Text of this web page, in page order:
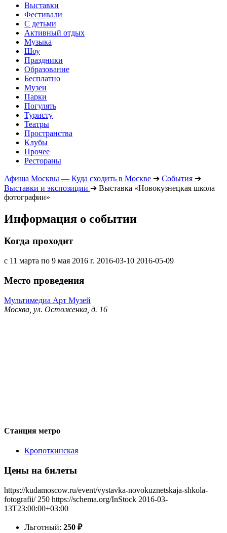
Выставки
Фестивали
С детьми
Активный отдых
Музыка
Шоу
Праздники
Образование
Бесплатно
Музеи
Парки
Погулять
Туристу
Театры
Пространства
Клубы
Прочее
Рестораны
Афиша Москвы — Куда сходить в Москве ➔ События ➔
Выставки и экспозиции ➔ Выставка «Новокузнецкая школа
фотографии»
Информация о событии
Когда проходит
с 11 марта по 9 мая 2016 г. 2016-03-10 2016-05-09
Место проведения
Мультимедиа Арт Музей
Москва, ул. Остоженка, д. 16
Станция метро
Кропоткинская
Цены на билеты
https://kudamoscow.ru/event/vystavka-novokuznetskaja-shkola-
fotografii/ 250 https://schema.org/InStock 2016-03-
13T23:00:00+03:00
Льготный: 250 ₽